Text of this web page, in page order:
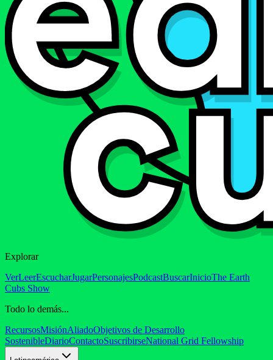
Explorar
VerLeerEscucharJugarPersonajesPodcastBuscarInicioThe Earth
Cubs Show
Todo lo demás...
RecursosMisiónAliadoObjetivos de Desarrollo
SostenibleDiarioContactoSuscribirseNational Grid Fellowship